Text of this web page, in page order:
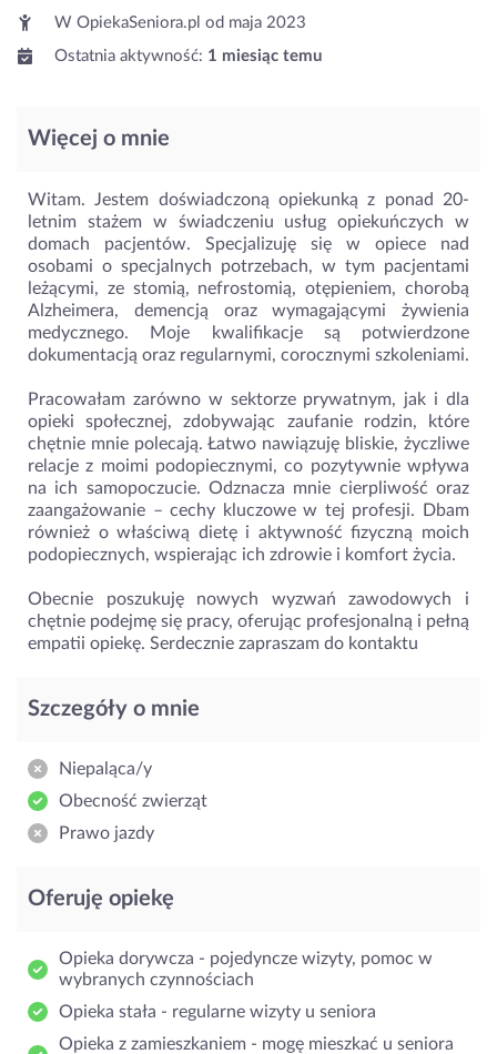
W OpiekaSeniora.pl od maja 2023
Ostatnia aktywność: 1 miesiąc temu
Więcej o mnie
Witam. Jestem doświadczoną opiekunką z ponad 20-
letnim stażem w świadczeniu usług opiekuńczych w
domach pacjentów. Specjalizuję się w opiece nad
osobami o specjalnych potrzebach, w tym pacjentami
leżącymi, ze stomią, nefrostomią, otępieniem, chorobą
Alzheimera, demencją oraz wymagającymi żywienia
medycznego. Moje kwalifikacje są potwierdzone
dokumentacją oraz regularnymi, corocznymi szkoleniami.
Pracowałam zarówno w sektorze prywatnym, jak i dla
opieki społecznej, zdobywając zaufanie rodzin, które
chętnie mnie polecają. Łatwo nawiązuję bliskie, życzliwe
relacje z moimi podopiecznymi, co pozytywnie wpływa
na ich samopoczucie. Odznacza mnie cierpliwość oraz
zaangażowanie – cechy kluczowe w tej profesji. Dbam
również o właściwą dietę i aktywność fizyczną moich
podopiecznych, wspierając ich zdrowie i komfort życia.
Obecnie poszukuję nowych wyzwań zawodowych i
chętnie podejmę się pracy, oferując profesjonalną i pełną
empatii opiekę. Serdecznie zapraszam do kontaktu
Szczegóły o mnie
Niepaląca/y
Obecność zwierząt
Prawo jazdy
Oferuję opiekę
Opieka dorywcza - pojedyncze wizyty, pomoc w
wybranych czynnościach
Opieka stała - regularne wizyty u seniora
Opieka z zamieszkaniem - mogę mieszkać u seniora